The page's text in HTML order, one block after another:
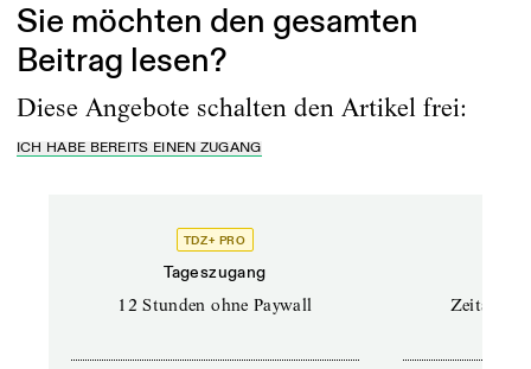
Sie möchten den gesamten
Beitrag lesen?
Diese Angebote schalten den Artikel frei:
ICH HABE BEREITS EINEN ZUGANG
TDZ+ PRO
Tageszugang
12 Stunden ohne Paywall